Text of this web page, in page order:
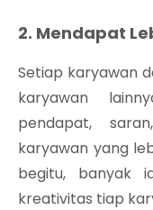
2. Mendapat
Setiap karyawan
karyawan
pendapat,
karyawan yang
begitu, banyak
kreativitas tiap